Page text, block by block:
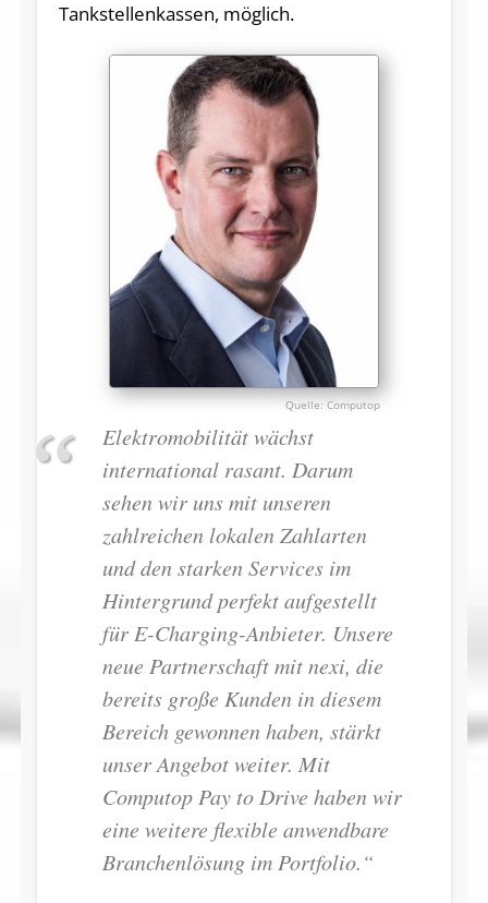
Tankstellenkassen, möglich.
Computop
Elektromobilität wächst
international rasant. Darum
sehen wir uns mit unseren
zahlreichen lokalen Zahlarten
und den starken Services im
Hintergrund perfekt aufgestellt
für E-Charging-Anbieter. Unsere
neue Partnerschaft mit nexi, die
bereits große Kunden in diesem
Bereich gewonnen haben, stärkt
unser Angebot weiter. Mit
Computop Pay to Drive haben wir
eine weitere flexible anwendbare
Branchenlösung im Portfolio.“